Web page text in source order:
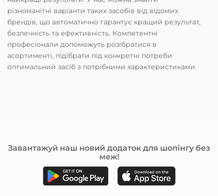
різноманітні варіанти таких засобів від відомих
брендів, що автоматично гарантує кращий результат,
безпечність та ефективність. Компетентні
професіонали допоможуть розібратися в
асортименті, підібрати під конкретні потреби
оптимальний засіб з потрібними характеристиками.
категорії мас-маркет. До основних відмінностей
віднести можна:
Професійні засоби для фарбування волосся
Завантажуй наш новий додаток для шопінгу без
меж!